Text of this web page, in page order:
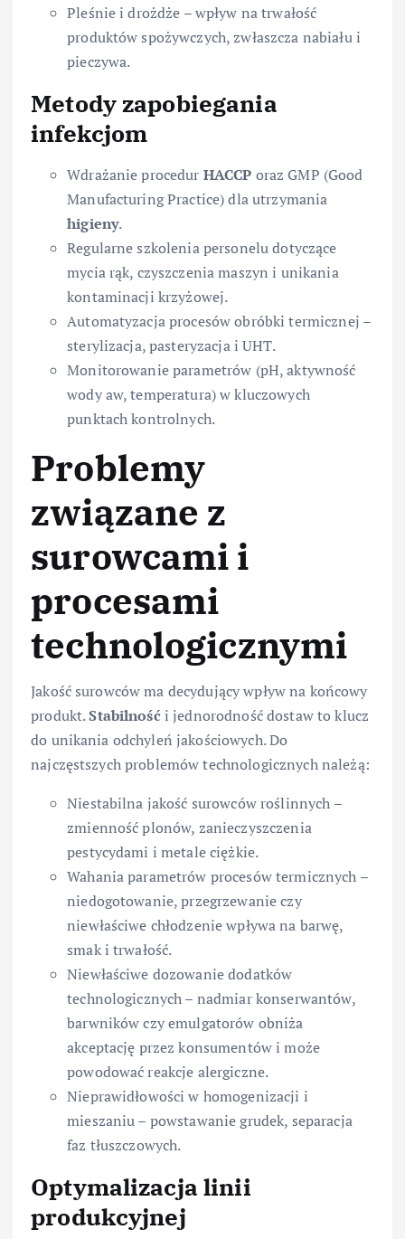
Pleśnie i drożdże – wpływ na trwałość
produktów spożywczych, zwłaszcza nabiału i
pieczywa.
Metody zapobiegania
infekcjom
Wdrażanie procedur HACCP oraz GMP (Good
Manufacturing Practice) dla utrzymania
higieny.
Regularne szkolenia personelu dotyczące
mycia rąk, czyszczenia maszyn i unikania
kontaminacji krzyżowej.
Automatyzacja procesów obróbki termicznej –
sterylizacja, pasteryzacja i UHT.
Monitorowanie parametrów (pH, aktywność
wody aw, temperatura) w kluczowych
punktach kontrolnych.
Problemy
związane z
surowcami i
procesami
technologicznymi
Jakość surowców ma decydujący wpływ na końcowy
produkt.Stabilność i jednorodność dostaw to klucz
do unikania odchyleń jakościowych. Do
najczęstszych problemów technologicznych należą:
Niestabilna jakość surowców roślinnych –
zmienność plonów, zanieczyszczenia
pestycydami i metale ciężkie.
Wahania parametrów procesów termicznych –
niedogotowanie, przegrzewanie czy
niewłaściwe chłodzenie wpływa na barwę,
smak i trwałość.
Niewłaściwe dozowanie dodatków
technologicznych – nadmiar konserwantów,
barwników czy emulgatorów obniża
akceptację przez konsumentów i może
powodować reakcje alergiczne.
Nieprawidłowości w homogenizacji i
mieszaniu – powstawanie grudek, separacja
faz tłuszczowych.
Optymalizacja linii
produkcyjnej